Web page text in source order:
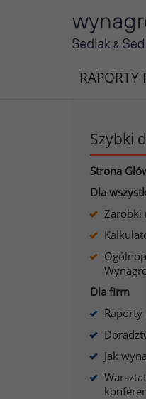
RAPORTY
Szybki
Strona
Dla
Zarobki
Dla firm
Raporty
Jak